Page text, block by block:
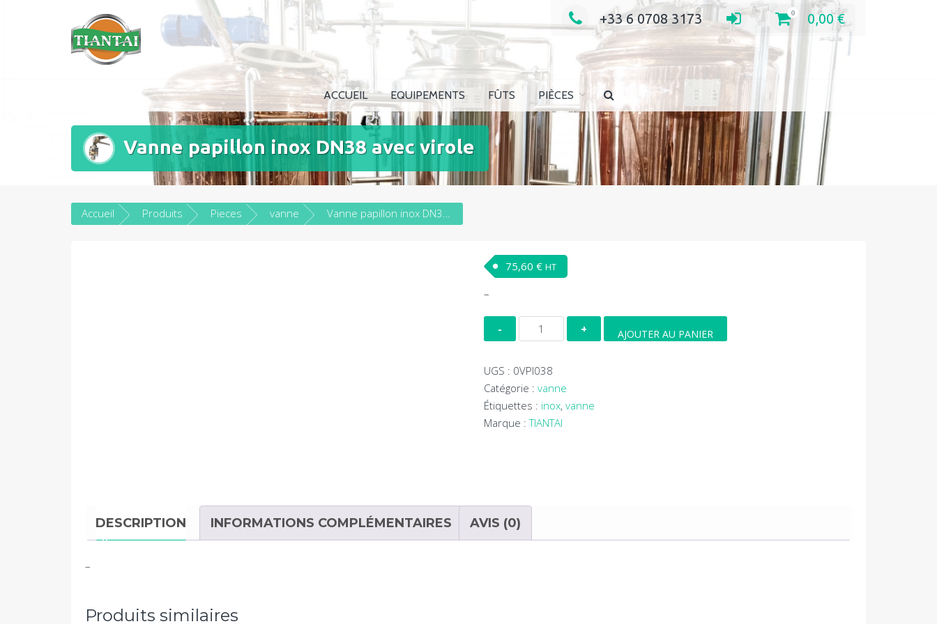
pièces de rechange en ligne +33 6 0708 3173 0 0,00€
ACCUEIL EQUIPEMENTS FÛTS PIÈCES
Vanne papillon inox DN38 avec virole
Accueil Produits Pieces vanne Vanne papillon inox DN38 avec virole
75,60 € HT
–
quantité
de
papillon
inox
DN38
avec
AJOUTER AU PANIER
UGS : 0VPI038
Catégorie : vanne
Étiquettes : inox, vanne
Marque :TIANTAI
DESCRIPTION INFORMATIONS COMPLÉMENTAIRES AVIS (0)
–
Produits similaires